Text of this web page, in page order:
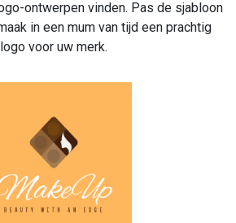
ontwerpen vinden. Pas de sjabloon
in een mum van tijd een prachtig
logo voor uw merk.